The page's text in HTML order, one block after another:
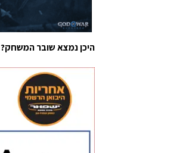
היכן נמצא שובר המשחק?